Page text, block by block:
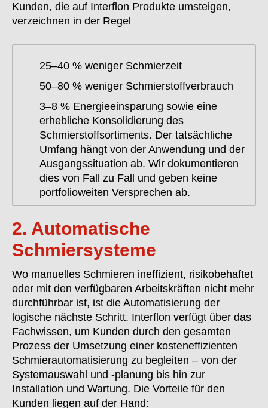
Kunden, die auf Interflon Produkte umsteigen,
verzeichnen in der Regel
25–40 % weniger Schmierzeit
50–80 % weniger Schmierstoffverbrauch
3–8 % Energieeinsparung sowie eine
erhebliche Konsolidierung des
Schmierstoffsortiments. Der tatsächliche
Umfang hängt von der Anwendung und der
Ausgangssituation ab. Wir dokumentieren
dies von Fall zu Fall und geben keine
portfolioweiten Versprechen ab.
2. Automatische
Schmiersysteme
Wo manuelles Schmieren ineffizient, risikobehaftet
oder mit den verfügbaren Arbeitskräften nicht mehr
durchführbar ist, ist die Automatisierung der
logische nächste Schritt. Interflon verfügt über das
Fachwissen, um Kunden durch den gesamten
Prozess der Umsetzung einer kosteneffizienten
Schmierautomatisierung zu begleiten – von der
Systemauswahl und -planung bis hin zur
Installation und Wartung. Die Vorteile für den
Kunden liegen auf der Hand: